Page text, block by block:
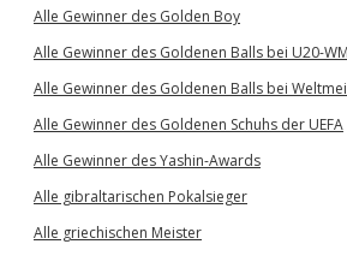
Alle Gewinner des Golden Boy
Alle Gewinner des Goldenen Balls bei U20-WM
Alle Gewinner des Goldenen Balls bei
Alle Gewinner des Goldenen Schuhs der UEFA
Alle Gewinner des Yashin-Awards
Alle gibraltarischen Pokalsieger
Alle griechischen Meister